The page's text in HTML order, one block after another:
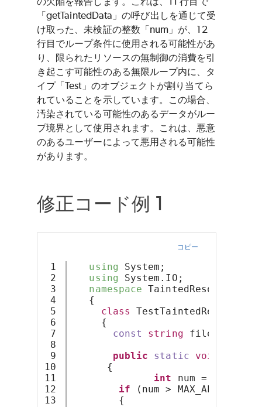
「getTaintedData」の呼び出しを通じて受
け取った、未検証の整数「num」が、12
行目でループ条件に使用される可能性があ
り、限られたリソースの無制御の消費を引
き起こす可能性のある無限ループ内に、タ
イプ「Test」のオブジェクトが割り当てら
れていることを示しています。この場合、
汚染されている可能性のあるデータがルー
プ境界として使用されます。これは、悪意
のあるユーザーによって悪用される可能性
があります。
修正コード例 1
コピー
1
2
3
4
5
6
7
8
9
10
11
12
13
using System;
using System.IO;
namespace TaintedResource
{
class
TestTaintedResource
{
const
string fileName =
public
static void
{
int num =
if (num >
{